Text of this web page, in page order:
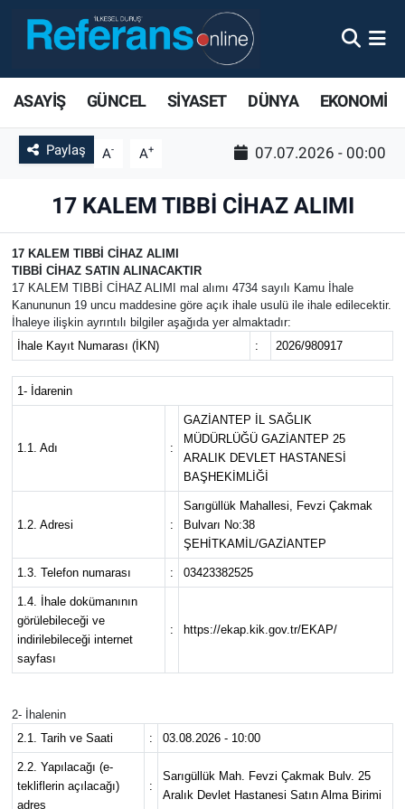
ASAYİŞ GÜNCEL SİYASET DÜNYA EKONOMİ
Paylaş A- A+ 07.07.2026 - 00:00
17 KALEM TIBBİ CİHAZ ALIMI
17 KALEM TIBBİ CİHAZ ALIMI
TIBBİ CİHAZ SATIN ALINACAKTIR
17 KALEM TIBBİ CİHAZ ALIMI mal alımı 4734 sayılı Kamu İhale
Kanununun 19 uncu maddesine göre açık ihale usulü ile ihale edilecektir.
İhaleye ilişkin ayrıntılı bilgiler aşağıda yer almaktadır:
İhale Kayıt Numarası (İKN)
: 2026/980917
1- İdarenin
1.1. Adı :
GAZİANTEP İL SAĞLIK
MÜDÜRLÜĞÜ GAZİANTEP 25
ARALIK DEVLET HASTANESİ
BAŞHEKİMLİĞİ
1.2. Adresi :
Sarıgüllük Mahallesi, Fevzi Çakmak
Bulvarı No:38
ŞEHİTKAMİL/GAZİANTEP
1.3. Telefon numarası : 03423382525
1.4. İhale dokümanının
görülebileceği ve
indirilebileceği internet
sayfası
: https://ekap.kik.gov.tr/EKAP/
2- İhalenin
2.1. Tarih ve Saati
: 03.08.2026 - 10:00
2.2. Yapılacağı (e-
tekliflerin açılacağı)
adres
:
Sarıgüllük Mah. Fevzi Çakmak Bulv. 25
Aralık Devlet Hastanesi Satın Alma Birimi